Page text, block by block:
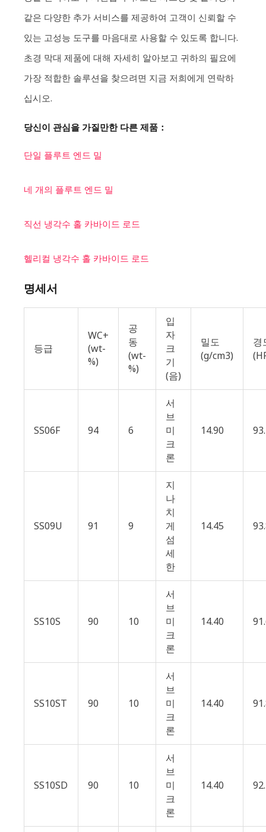
같은 다양한 추가 서비스를 제공하여 고객이 신뢰할 수
있는 고성능 도구를 마음대로 사용할 수 있도록 합니다.
초경 막대 제품에 대해 자세히 알아보고 귀하의 필요에
가장 적합한 솔루션을 찾으려면 지금 저희에게 연락하
십시오.
당신이 관심을 가질만한 다른 제품：
단일 플루트 엔드 밀
네 개의 플루트 엔드 밀
직선 냉각수 홀 카바이드 로드
헬리컬 냉각수 홀 카바이드 로드
명세서
등급
WC+
(wt-
%)
공
동
(wt-
%)
입
자
크
기
(음)
밀도
(g/cm3)
경
SS06F 94 6
서
브
미
크
론
14.90
SS09U 91 9
지
나
치
게
섬
세
한
14.45
SS10S 90 10
서
브
미
크
론
14.40
SS10ST 90 10
서
브
미
크
론
14.40
SS10SD 90 10
서
브
미
크
론
14.40